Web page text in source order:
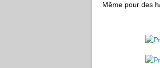
Même pour des